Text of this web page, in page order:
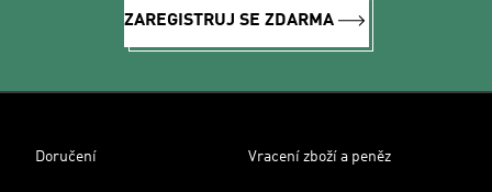
ZAREGISTRUJ SE ZDARMA
Doručení Vracení zboží a peněz